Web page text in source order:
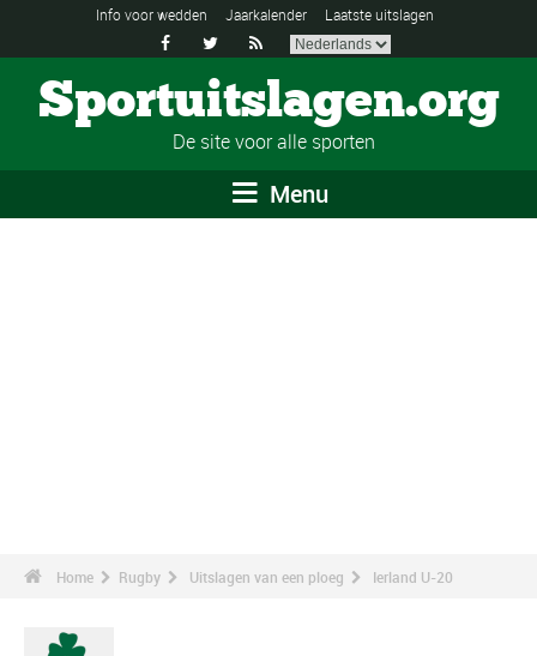
Info voor wedden Jaarkalender Laatste uitslagen
  
Sportuitslagen.org
De site voor alle sporten
Menu
Home Rugby Uitslagen van een ploeg Ierland U-20